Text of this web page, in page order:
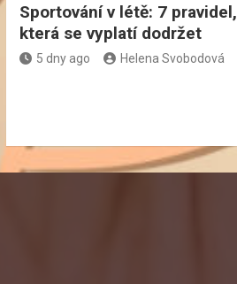
Sportování v létě: 7 pravidel,
která se vyplatí dodržet
5 dny ago Helena Svobodová